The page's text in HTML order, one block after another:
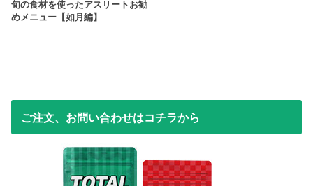
旬の食材を使ったアスリートお勧
めメニュー【如月編】
ご注文、お問い合わせはコチラから